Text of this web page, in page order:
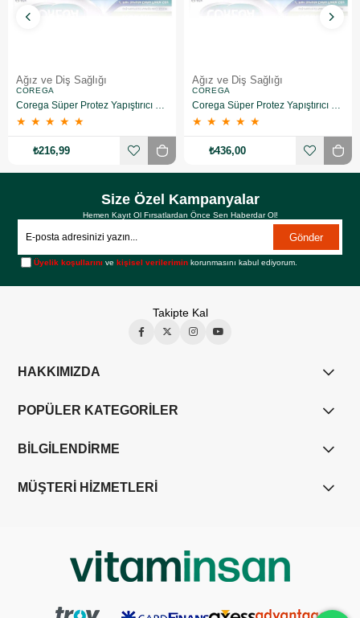
Ağız ve Diş Sağlığı
COREGA
Corega Süper Protez Yapıştırıcı Naneli Krem 40 Gr
★ ★ ★ ★ ★
₺216,99
Ağız ve Diş Sağlığı
COREGA
Corega Süper Protez Yapıştırıcı Naneli Krem 40 Gr 2 Adet
★ ★ ★ ★ ★
₺436,00
Size Özel Kampanyalar
Hemen Kayıt Ol Fırsatlardan Önce Sen Haberdar Ol!
Gönder
Üyelik koşullarını vekişisel verilerimin korunmasını kabul ediyorum.
Takipte Kal
HAKKIMIZDA
POPÜLER KATEGORİLER
BİLGİLENDİRME
MÜŞTERİ HİZMETLERİ